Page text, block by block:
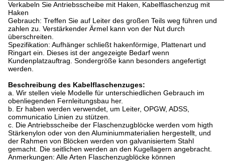
Verkabeln Sie Antriebsscheibe mit Haken, Kabelflaschenzug mit
Haken
Gebrauch: Treffen Sie auf Leiter des großen Teils weg führen und
zahlen zu. Verstärkender Ärmel kann von der Nut durch
überschreiten.
Spezifikation: Aufhänger schließt hakenförmige, Plattenart und
Ringart ein. Dieses ist der angezeigte Bedarf wenn
Kundenplatzauftrag. Sondergröße kann besonders angefertigt
werden.
Beschreibung des Kabelflaschenzuges:
a. Wir stellen viele Modelle für unterschiedlichen Gebrauch im
obenliegenden Fernleitungsbau her.
b. Er haben werden verwendet, um Leiter, OPGW, ADSS,
communicatio Linien zu stützen.
c. Die Antriebsscheibe der Flaschenzugblöcke werden vom higth
Stärkenylon oder von den Aluminiummaterialien hergestellt, und
der Rahmen von Blöcken werden von galvanisiertem Stahl
gemacht. Die seitlichen werden an den Kugellagern angebracht.
Anmerkungen: Alle Arten Flaschenzugblöcke können